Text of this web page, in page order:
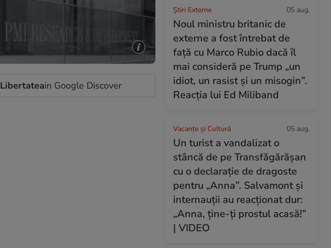
Libertateain Google Discover
Știri Externe 05 aug.
Noul ministru britanic de
externe a fost întrebat de
față cu Marco Rubio dacă îl
mai consideră pe Trump „un
idiot, un rasist și un misogin”.
Reacția lui Ed Miliband
Vacanțe și Cultură 05 aug.
Un turist a vandalizat o
stâncă de pe Transfăgărășan
cu o declarație de dragoste
pentru „Anna”. Salvamont și
internauții au reacționat dur:
„Anna, ține-ți prostul acasă!”
| VIDEO